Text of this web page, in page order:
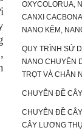
OXYCOLORUA,
CANXI
NANO KẼM,
QUY TRÌNH SỬ
NANO CHUYÊN
TRỌT VÀ CHĂN
CHUYÊN ĐỀ
CHUYÊN ĐỀ
CÂY LƯƠNG